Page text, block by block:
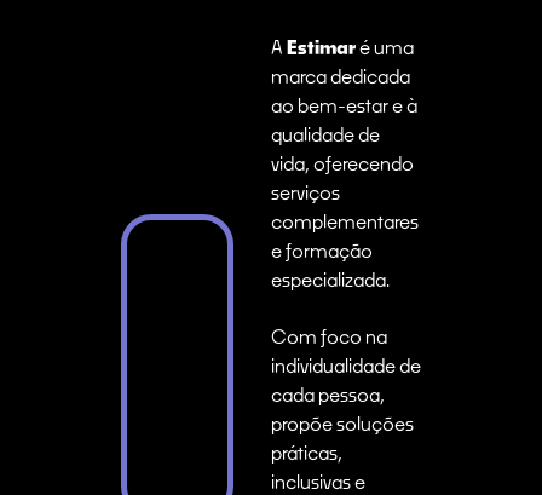
A Estimaré uma
marca dedicada
ao bem-estar e à
qualidade de
vida, oferecendo
serviços
complementares
e formação
especializada.
Com foco na
individualidade de
cada pessoa,
propõe soluções
práticas,
inclusivas e